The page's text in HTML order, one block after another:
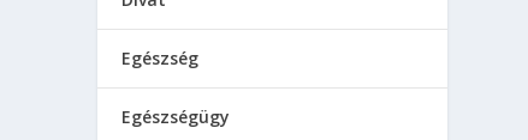
Egészség
Egészségügy